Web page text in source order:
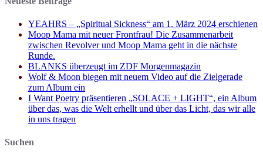
YEAHRS – „Spiritual Sickness“ am 1. März 2024 erschienen
Moop Mama mit neuer Frontfrau! Die Zusammenarbeit
zwischen Revolver und Moop Mama geht in die nächste
Runde.
BLANKS überzeugt im ZDF Morgenmagazin
Wolf & Moon biegen mit neuem Video auf die Zielgerade
zum Album ein
I Want Poetry präsentieren „SOLACE + LIGHT“, ein Album
über das, was die Welt erhellt und über das Licht, das wir alle
in uns tragen
Suchen